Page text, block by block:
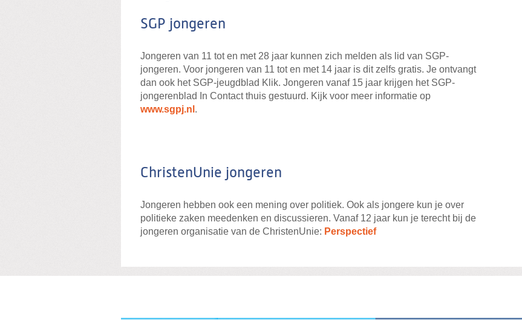
SGP jongeren
Jongeren van 11 tot en met 28 jaar kunnen zich melden als lid van SGP-
jongeren. Voor jongeren van 11 tot en met 14 jaar is dit zelfs gratis. Je ontvangt
dan ook het SGP-jeugdblad Klik. Jongeren vanaf 15 jaar krijgen het SGP-
jongerenblad In Contact thuis gestuurd. Kijk voor meer informatie op
www.sgpj.nl .
ChristenUnie jongeren
Jongeren hebben ook een mening over politiek. Ook als jongere kun je over
politieke zaken meedenken en discussieren. Vanaf 12 jaar kun je terecht bij de
jongeren organisatie van de ChristenUnie: Perspectief